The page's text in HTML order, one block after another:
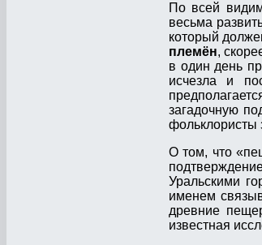
По всей
весьма
который
племён,
в один день
исчезла и
загадочную
фольклористы
О том, что
Уральскими
именем
древние
известная